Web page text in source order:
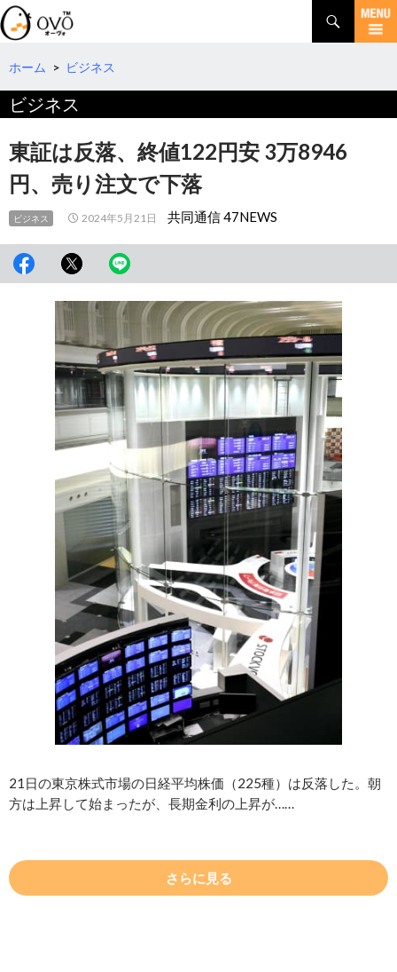
検
索
コ
テ
へ
移
動
ホーム > ビジネス
ビジネス
東証は反落、終値122円安 3万8946
円、売り注文で下落
ビジネス 2024年5月21日 共同通信 47NEWS
21日の東京株式市場の日経平均株価（225種）は反落した。朝
方は上昇して始まったが、長期金利の上昇が……
さらに見る